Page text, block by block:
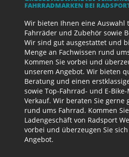
AHRRADMARKEN BEI RADSPORT
Wir bieten Ihnen eine Auswahl
Fahrräder und Zubehör sowie
Wir sind gut ausgestattet und
Menge an Fachwissen rund
Kommen Sie vorbei und
unserem Angebot. Wir bieten
Beratung und einen
sowie Top-Fahrrad- und E-
Verkauf. Wir beraten Sie gerne
rund ums Fahrrad. Kommen
Ladengeschäft von Radsport
vorbei und überzeugen Sie
Angebot.